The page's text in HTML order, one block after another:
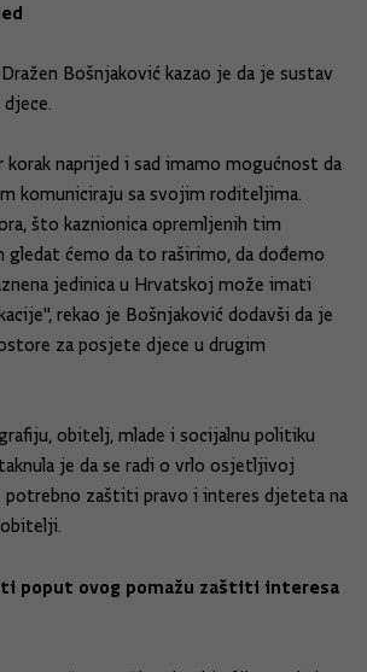
Bošnjaković kazao je da je sustav
korak naprijed i sad imamo mogućnost da
komuniciraju sa svojim roditeljima.
što kaznionica opremljenih tim
gledat ćemo da to raširimo, da dođemo
jedinica u Hrvatskoj može imati
rekao je Bošnjaković dodavši da je
za posjete djece u drugim
obitelj, mlade i socijalnu politiku
je da se radi o vrlo osjetljivoj
potrebno zaštiti pravo i interes djeteta na
poput ovog pomažu zaštiti interesa